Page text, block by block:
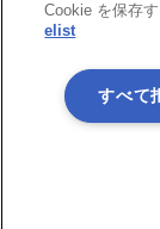
サポート情報
Cookie を保存
elist
すべて